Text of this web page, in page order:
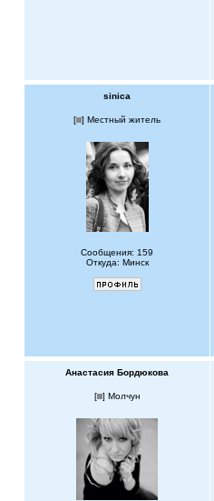
sinica
[ ] Местный житель
Сообщения: 159
Откуда: Минск
Анастасия Бордюкова
[ ] Молчун